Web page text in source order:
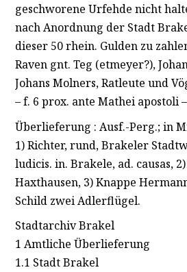
geschworene Urfehde nicht
nach Anordnung der Stadt
dieser 50 rhein. Gulden zu
Raven gnt. Teg (etmeyer?),
Johans Molners, Ratleute und
– f. 6 prox. ante Mathei apostoli –
Überlieferung : Ausf.-Perg.; in
1) Richter, rund, Brakeler
ludicis. in. Brakele, ad. causas,
Haxthausen, 3) Knappe
Schild zwei Adlerflügel.
Stadtarchiv Brakel
1 Amtliche Überlieferung
1.1 Stadt Brakel